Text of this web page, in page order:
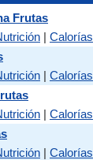
Frutas
| Calorías
| Calorías
| Calorías
| Calorías